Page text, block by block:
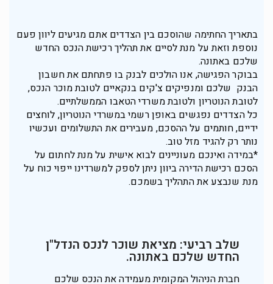
בתאריך החתימה שהוסכם בין הצדדים אתם מגיעים ליוון פעם
נוספת וזאת על מנת לסיים את תהליך רכישת הנכס החדש
שלכם באתונה.
בבוקר הפגישה, אנו הולכים לבנק בו פתחתם את חשבון
הבנק שלכם ומנפיקים צ'קים בנקאיים לטובת מוכר הנכס,
לטובת הנוטריון ולטובת משרדי הטאבו הממשלתיים.
כל הצדדים נפגשים באופן רשמי במשרדי הנוטריון, לוחצים
ידיים, חותמים על ההסכם, מעבירים את התשלומים ועכשיו
נותר רק להגיד מזל טוב.
*במידה ואינכם מעוניינים לבוא אישית על מנת לחתום על
הסכם רכישת הדירה ביוון ניתן לספק למשרדינו ייפוי כוח על
מנת שנבצע את התהליך בשמכם.
שלב רביעי: מציאת שוכר לנכס הנדל"ן
החדש שלכם באתונה.
חברת הניהול המקומית מעמידה את הנכס שלכם